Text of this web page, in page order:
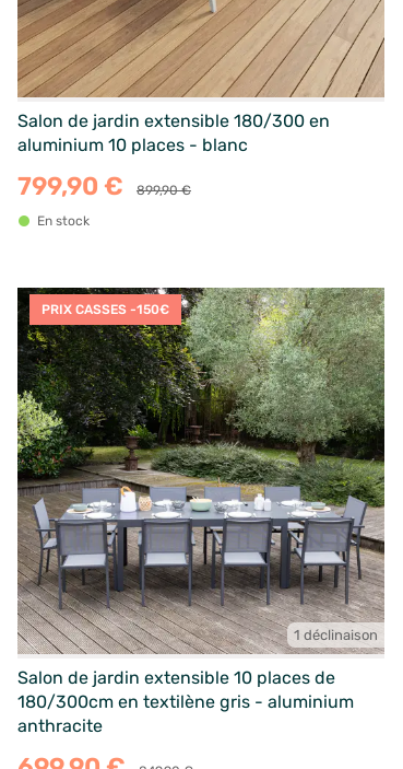
Salon de jardin extensible 180/300 en
aluminium 10 places - blanc
799,90 €
899,90 €
En stock
PRIX CASSES -150€
1 déclinaison
Salon de jardin extensible 10 places de
180/300cm en textilène gris - aluminium
anthracite